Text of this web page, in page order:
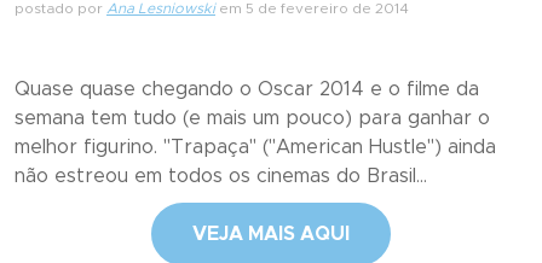
Contato
postado por Ana Lesniowskiem 5 de fevereiro de 2014
Quase quase chegando o Oscar 2014 e o filme da
semana tem tudo (e mais um pouco) para ganhar o
melhor figurino. "Trapaça" ("American Hustle") ainda
não estreou em todos os cinemas do Brasil...
VEJA MAIS AQUI